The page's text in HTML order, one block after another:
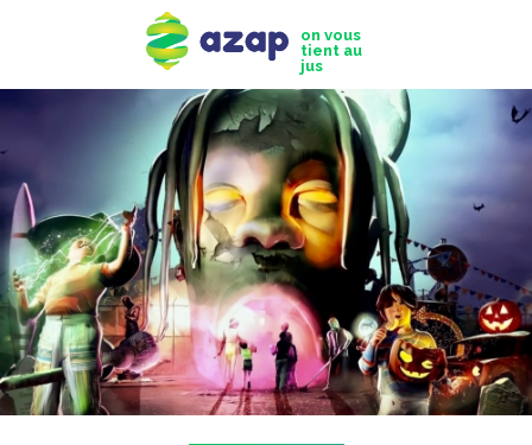
on vous
tient au
jus